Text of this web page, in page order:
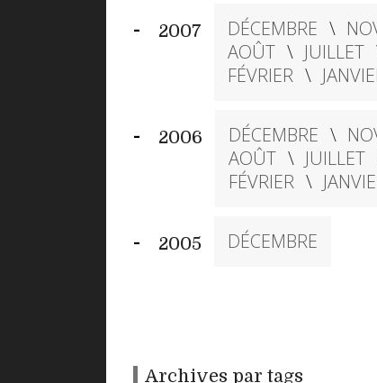
2007 DÉCEMBRE
AOÛT
JUILLET
FÉVRIER
2006 DÉCEMBRE
AOÛT
JUILLET
FÉVRIER
2005 DÉCEMBRE
Archives par tags